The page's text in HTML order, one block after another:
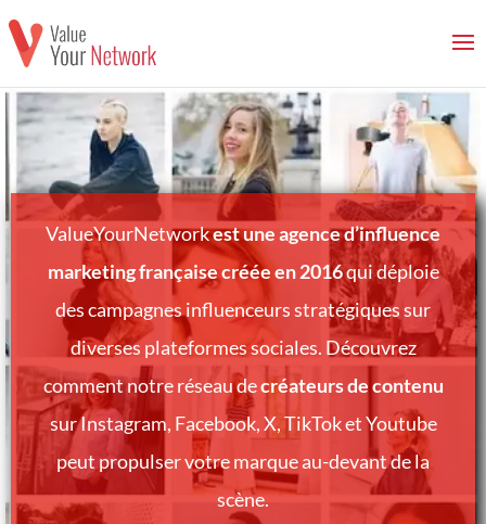
ValueYourNetworkest une agence d’influence
marketing française créée en 2016qui déploie
des campagnes influenceurs stratégiques sur
diverses plateformes sociales. Découvrez
comment notre réseau decréateurs de contenu
sur Instagram, Facebook, X, TikTok et Youtube
peut propulser votre marque au-devant de la
scène.